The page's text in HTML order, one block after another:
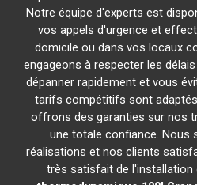
Notre équipe d'experts est
vos appels d'urgence et
domicile ou dans vos locaux
engageons à respecter les
dépanner rapidement et vous
tarifs compétitifs sont
offrons des garanties sur nos
une totale confiance. Nous
réalisations et nos clients
très satisfait de l'installation